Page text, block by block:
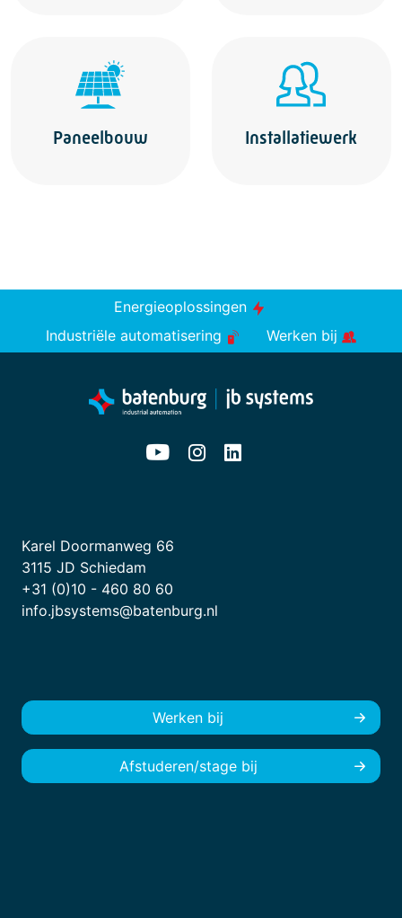
Paneelbouw Installatiewerk
Energieoplossingen
Industriële automatisering
Werken bij
Karel Doormanweg 66
3115 JD Schiedam
+31 (0)10 - 460 80 60
info.jbsystems@batenburg.nl
Werken bij
Afstuderen/stage bij